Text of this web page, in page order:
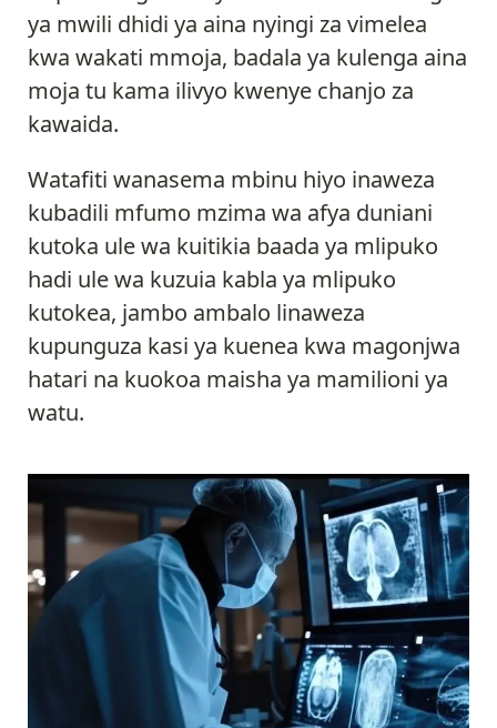
ya mwili dhidi ya aina nyingi za vimelea
kwa wakati mmoja, badala ya kulenga aina
moja tu kama ilivyo kwenye chanjo za
kawaida.
Watafiti wanasema mbinu hiyo inaweza
kubadili mfumo mzima wa afya duniani
kutoka ule wa kuitikia baada ya mlipuko
hadi ule wa kuzuia kabla ya mlipuko
kutokea, jambo ambalo linaweza
kupunguza kasi ya kuenea kwa magonjwa
hatari na kuokoa maisha ya mamilioni ya
watu.